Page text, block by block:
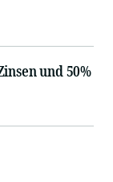
und 50%